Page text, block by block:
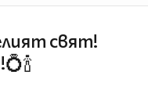
свят!